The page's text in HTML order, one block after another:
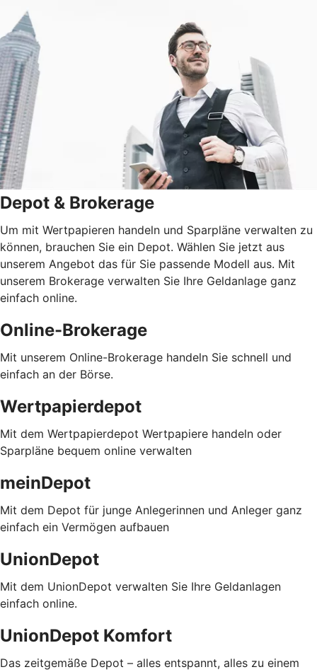
Depot & Brokerage
Um mit Wertpapieren handeln und Sparpläne verwalten zu
können, brauchen Sie ein Depot. Wählen Sie jetzt aus
unserem Angebot das für Sie passende Modell aus. Mit
unserem Brokerage verwalten Sie Ihre Geldanlage ganz
einfach online.
Online-Brokerage
Mit unserem Online-Brokerage handeln Sie schnell und
einfach an der Börse.
Wertpapierdepot
Mit dem Wertpapierdepot Wertpapiere handeln oder
Sparpläne bequem online verwalten
meinDepot
Mit dem Depot für junge Anlegerinnen und Anleger ganz
einfach ein Vermögen aufbauen
UnionDepot
Mit dem UnionDepot verwalten Sie Ihre Geldanlagen
einfach online.
UnionDepot Komfort
Das zeitgemäße Depot – alles entspannt, alles zu einem